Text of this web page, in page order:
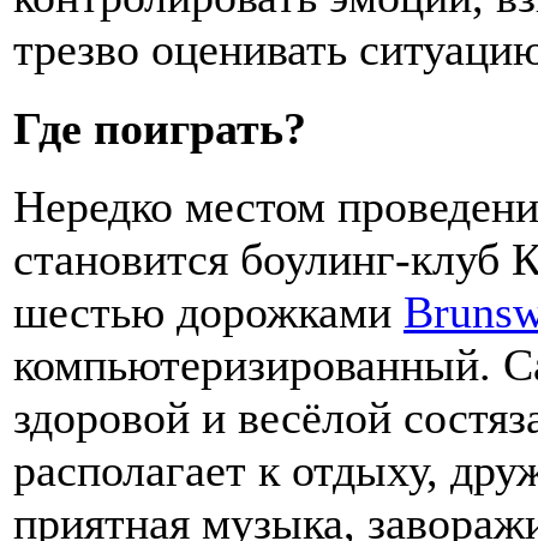
трезво оценивать
Где поиграть?
Нередко местом
становится боулинг-
шестью дорожками
компьютеризированный.
здоровой и весёлой
располагает к отдыху,
приятная музыка,